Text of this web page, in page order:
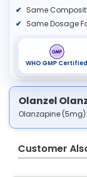
Same
Same Dosage
WHO GMP Certified
Olanzel
Olanzapine (5mg)
Customer